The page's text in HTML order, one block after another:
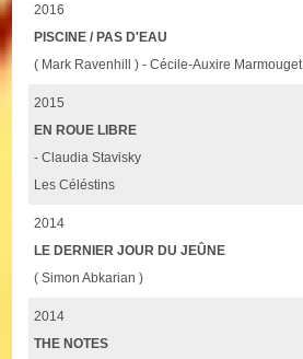
2016
PISCINE / PAS D'EAU
( Mark Ravenhill ) - Cécile-Auxire Marmouget
2015
EN ROUE LIBRE
- Claudia Stavisky
Les Céléstins
2014
LE DERNIER JOUR DU JEÛNE
( Simon Abkarian )
2014
THE NOTES